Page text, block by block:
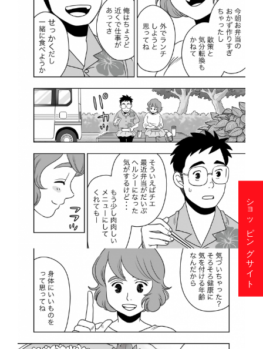
ショッピングサイト